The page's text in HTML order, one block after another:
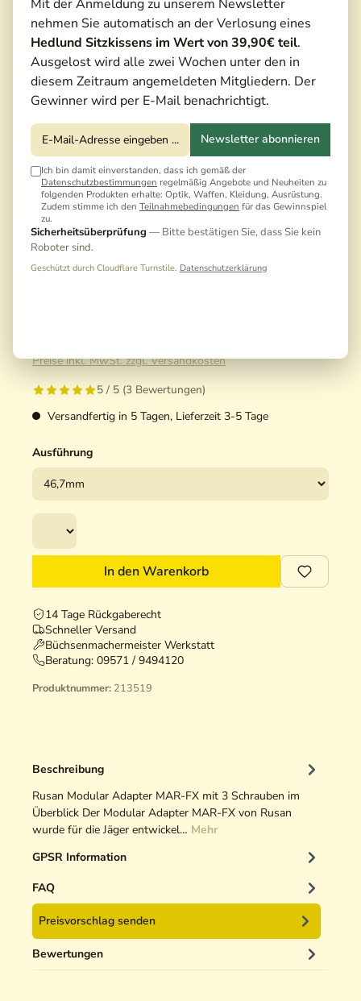
Mit der Anmeldung zu unserem Newsletter
nehmen Sie automatisch an der Verlosung eines
Hedlund Sitzkissens im Wert von 39,90€ teil.
Ausgelost wird alle zwei Wochen unter den in
diesem Zeitraum angemeldeten Mitgliedern. Der
Gewinner wird per E-Mail benachrichtigt.
Newsletter abonnieren
Ich bin damit einverstanden, dass ich gemäß der
Datenschutzbestimmungen regelmäßig Angebote und Neuheiten zu
folgenden Produkten erhalte: Optik, Waffen, Kleidung, Ausrüstung.
Zudem stimme ich den Teilnahmebedingungen für das Gewinnspiel
zu.
Sicherheitsüberprüfung — Bitte bestätigen Sie, dass Sie kein
Roboter sind.
Geschützt durch Cloudflare Turnstile. Datenschutzerklärung
Preise inkl. MwSt. zzgl. Versandkosten
5 / 5 (3 Bewertungen)
Versandfertig in 5 Tagen, Lieferzeit 3-5 Tage
Ausführung
In den Warenkorb
14 Tage Rückgaberecht
Schneller Versand
Büchsenmachermeister Werkstatt
Beratung: 09571 / 9494120
Produktnummer: 213519
Beschreibung
Rusan Modular Adapter MAR-FX mit 3 Schrauben im
Überblick Der Modular Adapter MAR-FX von Rusan
wurde für die Jäger entwickel… Mehr
GPSR Information
FAQ
Preisvorschlag senden
Bewertungen